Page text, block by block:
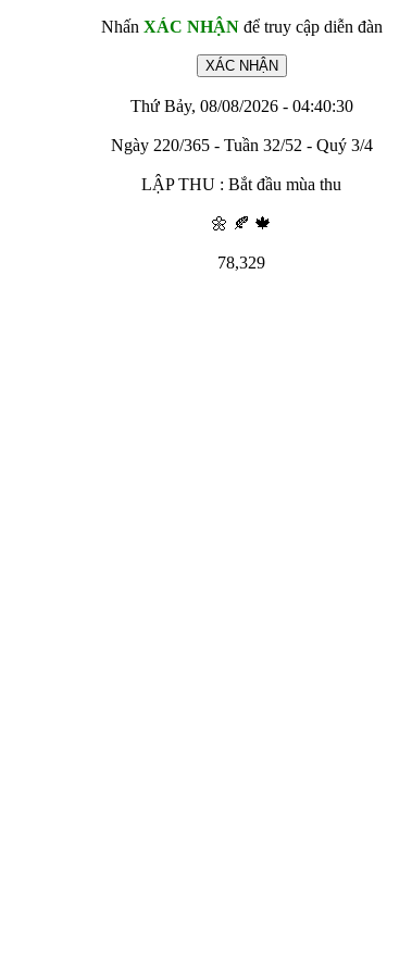
Nhấn XÁC NHẬNđể truy cập diễn đàn
Thứ Bảy, 08/08/2026 - 04:40:30
Ngày 220/365 - Tuần 32/52 - Quý 3/4
LẬP THU : Bắt đầu mùa thu
🌼 🍂 🍁
78,329